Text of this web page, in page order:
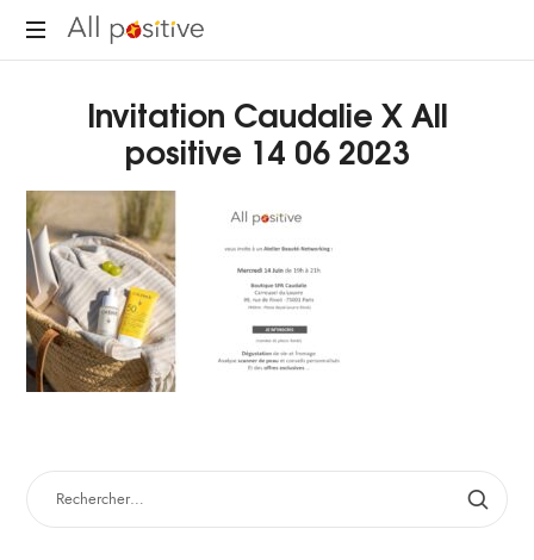
All
pour
réinventer."
Invitation Caudalie X All
positive 14 06 2023
RECHERCHER :